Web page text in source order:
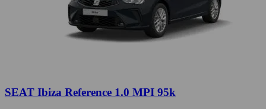
SEAT Ibiza Reference 1.0 MPI 95k